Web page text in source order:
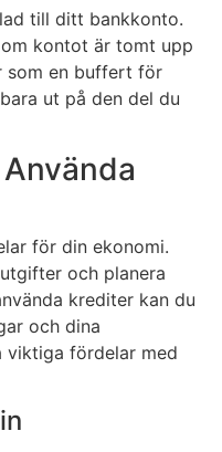
till ditt bankkonto.
kontot är tomt upp
som en buffert för
ut på den del du
för din ekonomi.
och planera
krediter kan du
och dina
viktiga fördelar med